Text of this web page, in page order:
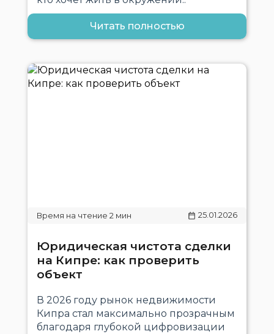
Читать полностью
25.01.2026
Юридическая чистота сделки
на Кипре: как проверить
объект
В 2026 году рынок недвижимости
Кипра стал максимально прозрачным
благодаря глубокой цифровизации